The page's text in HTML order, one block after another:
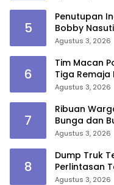
5
Penutupan
Bobby
Fashion
Agustus 3, 2026
6
Tim Macan
Tiga
Marelan
Agustus 3, 2026
7
Ribuan
Bunga dan
Aman di
Agustus 3, 2026
8
Dump Truk
Perlintasan
Tewas
Agustus 3, 2026